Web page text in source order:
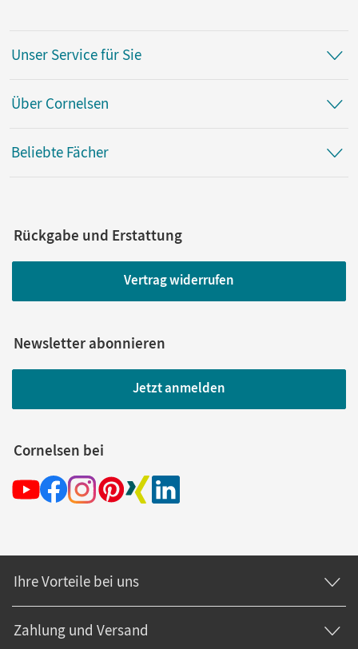
Unser Service für Sie
Über Cornelsen
Beliebte Fächer
Rückgabe und Erstattung
Vertrag widerrufen
Newsletter abonnieren
Jetzt anmelden
Cornelsen bei
Ihre Vorteile bei uns
Zahlung und Versand